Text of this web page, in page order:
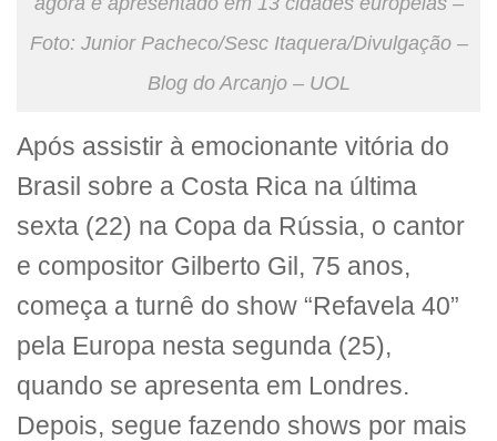
Foto: Junior Pacheco/Sesc Itaquera/Divulgação –
Blog do Arcanjo – UOL
Após assistir à emocionante vitória do
Brasil sobre a Costa Rica na última
sexta (22) na Copa da Rússia, o cantor
e compositor Gilberto Gil, 75 anos,
começa a turnê do show “Refavela 40”
pela Europa nesta segunda (25),
quando se apresenta em Londres.
Depois, segue fazendo shows por mais